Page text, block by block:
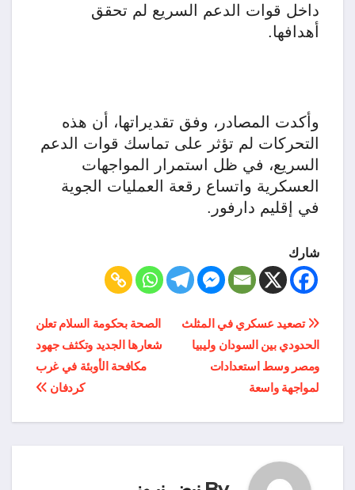
داخل قوات الدعم السريع لم تحقق
أهدافها.
وأكدت المصادر، وفق تقديراتها، أن هذه
التحركات لم تؤثر على تماسك قوات الدعم
السريع، في ظل استمرار المواجهات
العسكرية واتساع رقعة العمليات الجوية
في إقليم دارفور.
شارك
تصفّح
المقالات
الصحة بحكومة السلام تعلن
شعارها الجديد وتكثف جهود
مكافحة الأوبئة في غرب
كردفان
تصعيد عسكري في المثلث
الحدودي بين السودان وليبيا
ومصر وسط استعدادات
لمواجهة واسعة